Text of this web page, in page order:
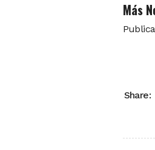
Más
Share: